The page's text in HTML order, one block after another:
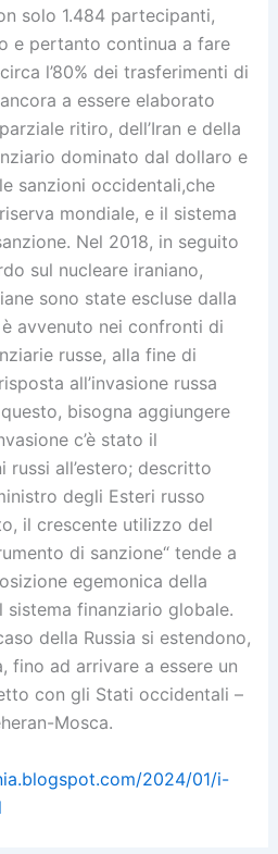
solo 1.484 partecipanti,
e pertanto continua a fare
l’80% dei trasferimenti di
a essere elaborato
ritiro, dell’Iran e della
dominato dal dollaro e
sanzioni occidentali,che
mondiale, e il sistema
Nel 2018, in seguito
sul nucleare iraniano,
sono state escluse dalla
avvenuto nei confronti di
russe, alla fine di
all’invasione russa
bisogna aggiungere
c’è stato il
russi all’estero; descritto
degli Esteri russo
il crescente utilizzo del
di sanzione“ tende a
egemonica della
sistema finanziario globale.
della Russia si estendono,
fino ad arrivare a essere un
con gli Stati occidentali –
Mosca.
2024/01/i-